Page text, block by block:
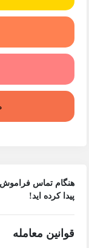
هنگام تماس فراموش
پیدا کرده اید!
قوانین معامله